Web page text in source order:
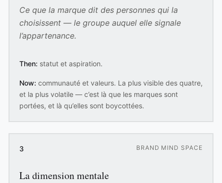
Ce que la marque dit des personnes qui la
choisissent — le groupe auquel elle signale
l’appartenance.
Then: statut et aspiration.
Now: communauté et valeurs. La plus visible des quatre,
et la plus volatile — c’est là que les marques sont
portées, et là qu’elles sont boycottées.
3 BRAND MIND SPACE
La dimension mentale